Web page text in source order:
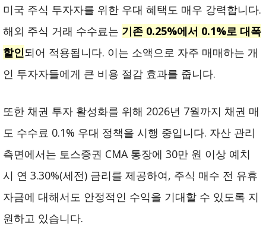
미국 주식 투자자를 위한 우대 혜택도 매우 강력합니다.
해외 주식 거래 수수료는 기존 0.25%에서 0.1%로 대폭
할인되어 적용됩니다. 이는 소액으로 자주 매매하는 개
인 투자자들에게 큰 비용 절감 효과를 줍니다.
또한 채권 투자 활성화를 위해 2026년 7월까지 채권 매
도 수수료 0.1% 우대 정책을 시행 중입니다. 자산 관리
측면에서는 토스증권 CMA 통장에 30만 원 이상 예치
시 연 3.30%(세전) 금리를 제공하여, 주식 매수 전 유휴
자금에 대해서도 안정적인 수익을 기대할 수 있도록 지
원하고 있습니다.